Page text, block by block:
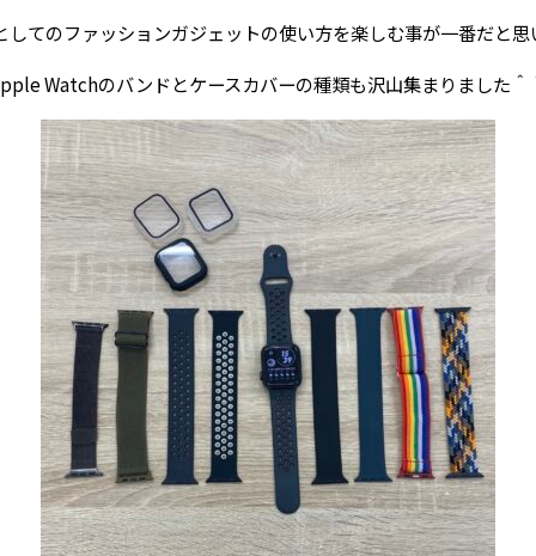
してのファッションガジェットの使い方を楽しむ事が一番だと思
Watchのバンドとケースカバーの種類も沢山集まりました＾